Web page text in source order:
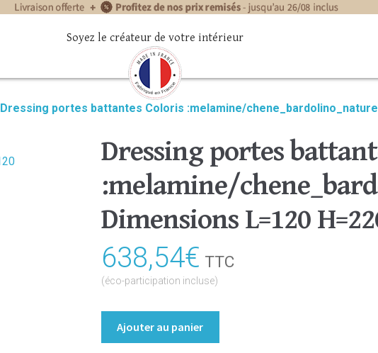
Soyez le créateur de votre intérieur
Dressing portes battantes Coloris :melamine/
Dressing portes
:melamine/
Dimensions L=120
638,54€ TTC
(éco-participation incluse)
Ajouter au panier